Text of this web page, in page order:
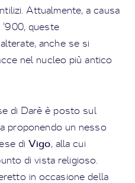
Attualmente, a causa
queste
anche se si
nel nucleo più antico
di Darè è posto sul
proponendo un nesso
di Vigo, alla cui
di vista religioso.
in occasione della